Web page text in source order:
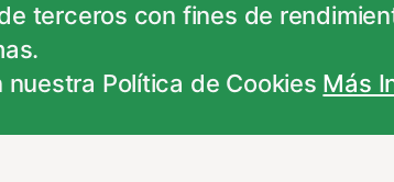
terceros con fines de
Política de Cookies Más
para poder acceder y usar
de estas finalidades, podrá